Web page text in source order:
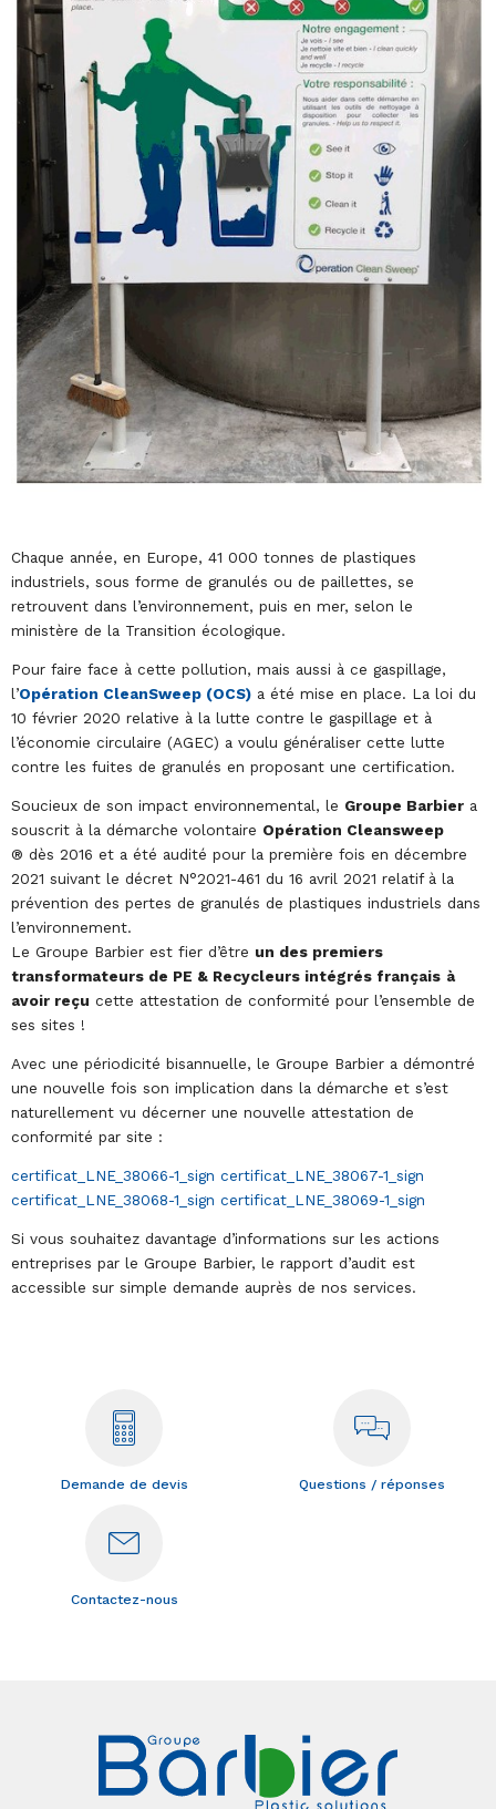
Chaque année, en Europe, 41 000 tonnes de plastiques
industriels, sous forme de granulés ou de paillettes, se
retrouvent dans l’environnement, puis en mer, selon le
ministère de la Transition écologique.
Pour faire face à cette pollution, mais aussi à ce gaspillage,
l’Opération CleanSweep (OCS) a été mise en place. La loi du
10 février 2020 relative à la lutte contre le gaspillage et à
l’économie circulaire (AGEC) a voulu généraliser cette lutte
contre les fuites de granulés en proposant une certification.
Soucieux de son impact environnemental, le Groupe Barbier a
souscrit à la démarche volontaire Opération Cleansweep
® dès 2016 et a été audité pour la première fois en décembre
2021 suivant le décret N°2021-461 du 16 avril 2021 relatif à la
prévention des pertes de granulés de plastiques industriels dans
l’environnement.
Le Groupe Barbier est fier d’être un des premiers
transformateurs de PE & Recycleurs intégrés français à
avoir reçu cette attestation de conformité pour l’ensemble de
ses sites !
Avec une périodicité bisannuelle, le Groupe Barbier a démontré
une nouvelle fois son implication dans la démarche et s’est
naturellement vu décerner une nouvelle attestation de
conformité par site :
certificat_LNE_38066-1_sign certificat_LNE_38067-1_sign
certificat_LNE_38068-1_sign certificat_LNE_38069-1_sign
Si vous souhaitez davantage d’informations sur les actions
entreprises par le Groupe Barbier, le rapport d’audit est
accessible sur simple demande auprès de nos services.
Demande de devis Questions / réponses
Contactez-nous